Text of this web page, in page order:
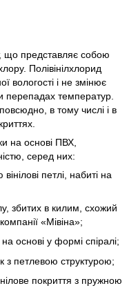
що представляє собою
Полівінілхлорид
вологості і не змінює
перепадах температур.
в тому числі і в
на основі ПВХ,
серед них:
петлі, набиті на
збитих в килим, схожий
«Мівіна»;
основі у формі спіралі;
з петлевою структурою;
покриття з пружною